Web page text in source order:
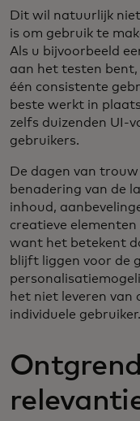
Dit wil natuurlijk
is om gebruik te
Als u bijvoorbeeld
aan het testen
één consistente
beste werkt in
zelfs duizenden UI-
gebruikers.
De dagen van
benadering van de
inhoud,
creatieve
want het betekent
blijft liggen voor de
het niet leveren van
individuele gebruiker.